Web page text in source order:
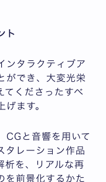
ト
ンタラクティブア
ができ、大変光栄
てくださったすべ
ます。
CGと音響を用いて
タレーション作品
析を、リアルな再
を前景化するかた